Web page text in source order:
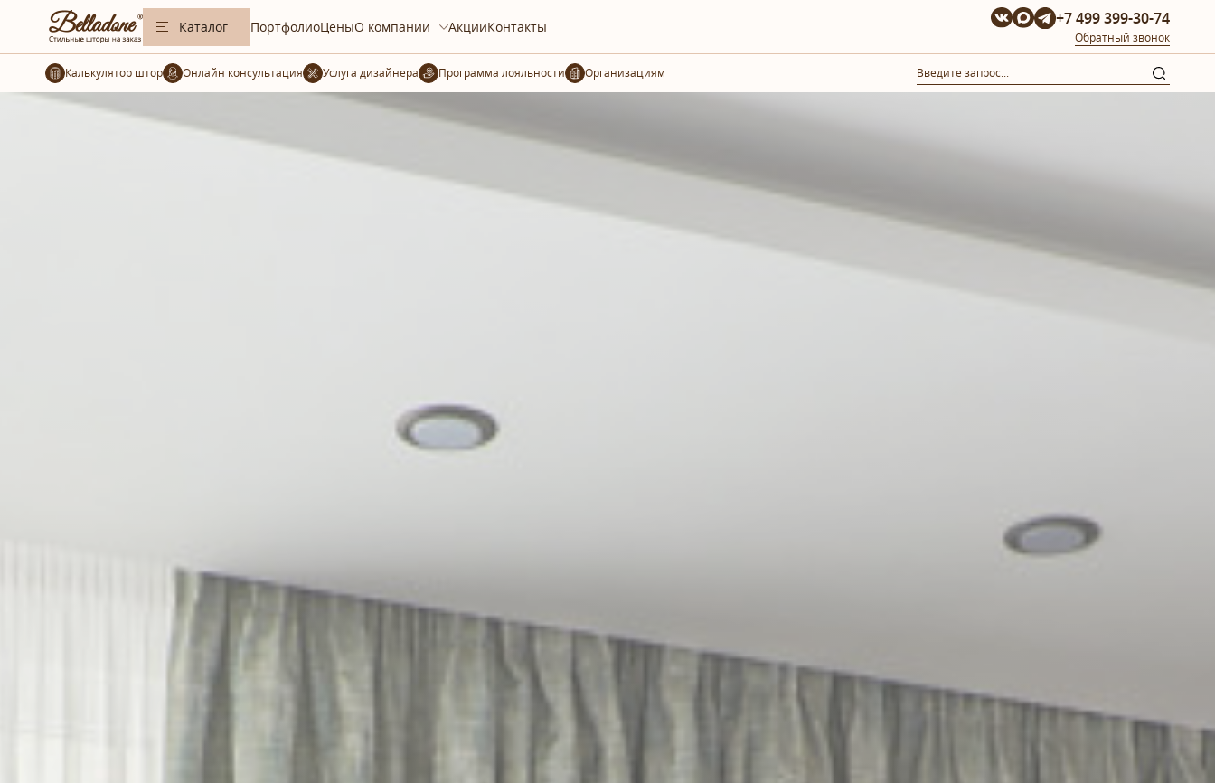
Каталог ПортфолиоЦеныО компании АкцииКонтакты +7 499 399-30-74
Обратный звонок
Калькулятор штор Услуга дизайнера Организациям